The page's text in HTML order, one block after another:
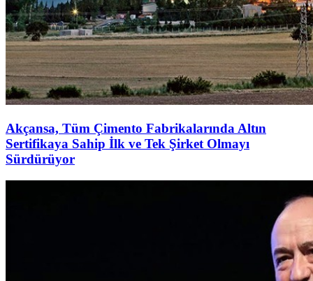
Akçansa, Tüm Çimento Fabrikalarında Altın
Sertifikaya Sahip İlk ve Tek Şirket Olmayı
Sürdürüyor